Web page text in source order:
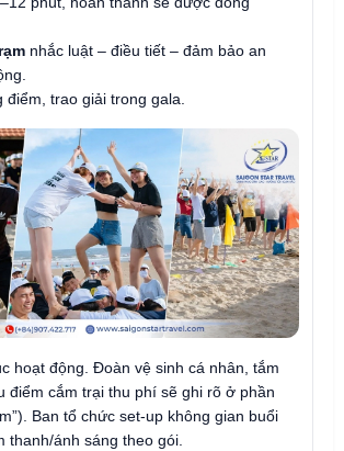
nhắc luật – điều tiết – đảm bảo an
điểm, trao giải trong gala.
hoạt động. Đoàn vệ sinh cá nhân, tắm
điểm cắm trại thu phí sẽ ghi rõ ở phần
Ban tổ chức set-up không gian buổi
thanh/ánh sáng theo gói.